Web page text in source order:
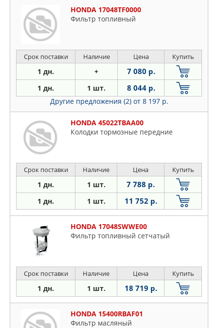
HONDA 17048TF0000
Фильтр топливный
Срок поставки Наличие Цена Купить
1 дн. + 7 080 р.
1 дн. 1 шт. 8 044 р.
Другие предложения (2) от 8 197 р.
HONDA 45022TBAA00
Колодки тормозные передние
Срок поставки Наличие Цена Купить
1 дн. 1 шт. 7 788 р.
1 дн. 1 шт. 11 752 р.
HONDA 17048SWWE00
Фильтр топливный сетчатый
Срок поставки Наличие Цена Купить
1 дн. 1 шт. 18 719 р.
HONDA 15400RBAF01
Фильтp мacляный